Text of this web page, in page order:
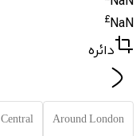
NaN
£
دائره
Around London
Central